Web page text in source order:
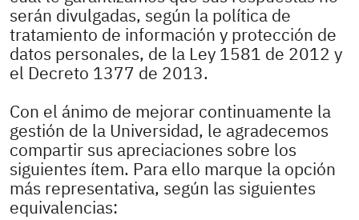
serán divulgadas, según la política de
tratamiento de información y protección de
datos personales, de la Ley 1581 de 2012 y
el Decreto 1377 de 2013.
Con el ánimo de mejorar continuamente la
gestión de la Universidad, le agradecemos
compartir sus apreciaciones sobre los
siguientes ítem. Para ello marque la opción
más representativa, según las siguientes
equivalencias: